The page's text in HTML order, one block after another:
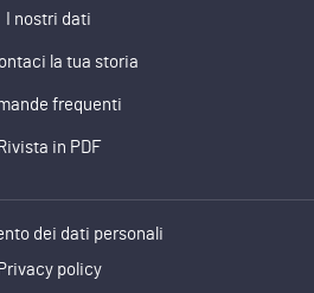
I nostri dati
la tua storia
frequenti
Rivista in PDF
dei dati personali
Privacy policy